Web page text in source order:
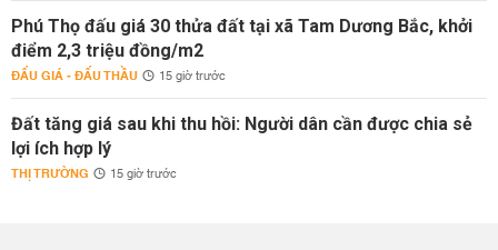
Phú Thọ đấu giá 30 thửa đất tại xã Tam Dương Bắc, khởi
điểm 2,3 triệu đồng/m2
ĐẤU GIÁ - ĐẤU THẦU 15 giờ trước
Đất tăng giá sau khi thu hồi: Người dân cần được chia sẻ
lợi ích hợp lý
THỊ TRƯỜNG 15 giờ trước